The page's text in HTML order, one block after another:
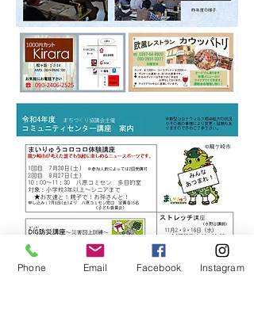
Phone Email Facebook Instagram